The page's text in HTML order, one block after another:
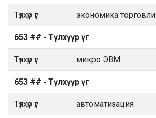
Түлхүүр үг экономика торговли
653 ## - Түлхүүр үг
Түлхүүр үг микро ЭВМ
653 ## - Түлхүүр үг
Түлхүүр үг автоматизация